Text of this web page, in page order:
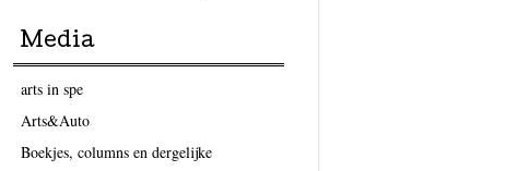
Media
arts in spe
Arts&Auto
Boekjes, columns en dergelijke